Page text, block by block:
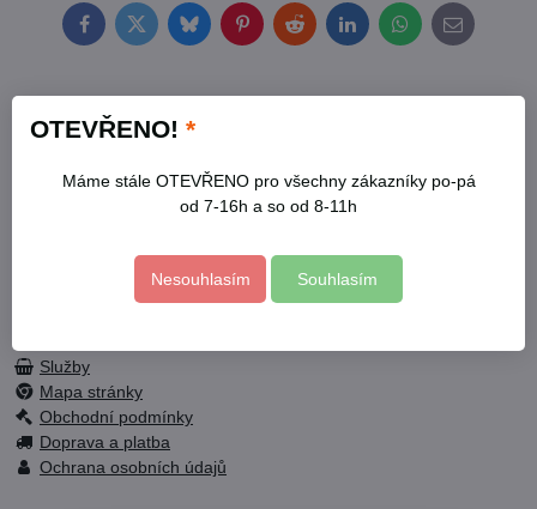
FacebookTwitterBlueskyPinterestRedditLinkedInWhatsApp
E-
mail
Kontakty
Profil
Služby
Mapa stránky
Obchodní podmínky
Doprava a platba
Ochrana osobních údajů
OTEVŘENO! *
Máme stále OTEVŘENO pro všechny zákazníky po-pá
od 7-16h a so od 8-11h
Nesouhlasím Souhlasím